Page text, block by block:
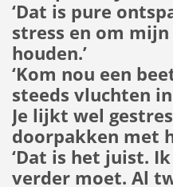
‘Dat is pure
stress en om
houden.’
‘Kom nou een
steeds vluchten
Je lijkt wel
doorpakken met
‘Dat is het juist.
verder moet. Al